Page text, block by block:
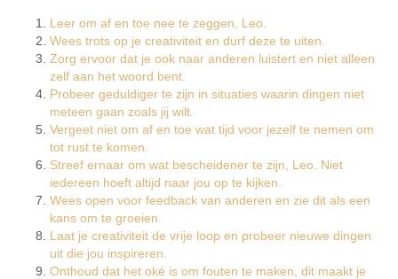
Leer om af en toe nee te zeggen, Leo.
Wees trots op je creativiteit en durf deze te uiten.
Zorg ervoor dat je ook naar anderen luistert en niet alleen
zelf aan het woord bent.
Probeer geduldiger te zijn in situaties waarin dingen niet
meteen gaan zoals jij wilt.
Vergeet niet om af en toe wat tijd voor jezelf te nemen om
tot rust te komen.
Streef ernaar om wat bescheidener te zijn, Leo. Niet
iedereen hoeft altijd naar jou op te kijken.
Wees open voor feedback van anderen en zie dit als een
kans om te groeien.
Laat je creativiteit de vrije loop en probeer nieuwe dingen
uit die jou inspireren.
Onthoud dat het oké is om fouten te maken, dit maakt je